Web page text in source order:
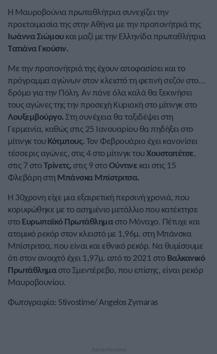
Η Μαυροβούνια πρωταθλήτρια συνεχίζει την
προετοιμασία της στην Αθήνα με την προπονήτριά της
Ιωάννα Σιώμουκαι μαζί με την Ελληνίδα πρωταθλήτρια
Τατιάνα Γκούσιν.
Με την προπονήτριά της έχουν αποφασίσει και το
πρόγραμμα αγώνων στον κλειστό τη φετινή σεζόν στο…
δρόμο για την Πόλη. Αν πάνε όλα καλά θα ξεκινήσει
τους αγώνες της την προσεχή Κυριακή στο μίτινγκ στο
Λουξεμβούργο.Στη συνέχεια θα ταξιδέψει στη
Γερμανία, καθώς στις 25 Ιανουαρίου θα πηδήξει στο
μίτινγκ του Κότμπους.Τον Φεβρουάριο έχει κανονίσει
τέσσερις αγώνες, στις 4 στο μίτινγκ τουΧουστοπέτσε,
στις 7 στοΤρίνετς, στις 9 στοΟύντινε και στις 15
Φλεβάρη στη Μπάνσκα Μπίστριτσα.
Η 30χρονη είχε μια εξαιρετική περσινή χρονιά, που
κορυφώθηκε με το ασημένιο μετάλλιο που κατέκτησε
στο Ευρωπαϊκό Πρωτάθλημαστο Μόναχο. Πέτυχε και
ατομικό ρεκόρ στον κλειστό με 1,96μ. στη Μπάνσκα
Μπίστριτσα, που είναι και εθνικό ρεκόρ. Να θυμίσουμε
ότι στον ανοιχτό έχει 1,97μ. από το 2021 στο Βαλκανικό
Πρωτάθλημαστο Σμεντέρεβο, που επίσης, είναι ρεκόρ
Μαυροβουνίου.
Φωτογραφία: Stivostime/ Angelos Zymaras